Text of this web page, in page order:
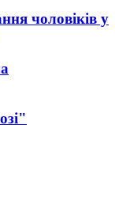
чоловіків у